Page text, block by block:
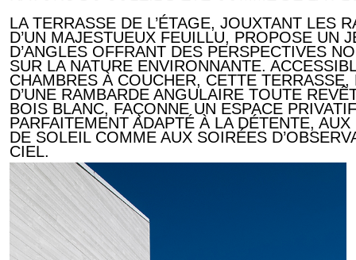
LA TERRASSE DE L’ÉTAGE, JOUXTANT LES
D’UN MAJESTUEUX FEUILLU, PROPOSE UN
D’ANGLES OFFRANT DES PERSPECTIVES
SUR LA NATURE ENVIRONNANTE.
CHAMBRES À COUCHER, CETTE TERRASSE,
D’UNE RAMBARDE ANGULAIRE TOUTE
BOIS BLANC, FAÇONNE UN ESPACE PRIVATIF
PARFAITEMENT ADAPTÉ À LA DÉTENTE, AUX
DE SOLEIL COMME AUX SOIRÉES
CIEL.